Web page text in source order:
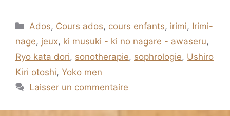
Catégories
Ados, Cours ados, cours enfants, irimi, Irimi-
nage, jeux, ki musuki - ki no nagare - awaseru,
Ryo kata dori, sonotherapie, sophrologie, Ushiro
Kiri otoshi, Yoko men
Laisser un commentaire